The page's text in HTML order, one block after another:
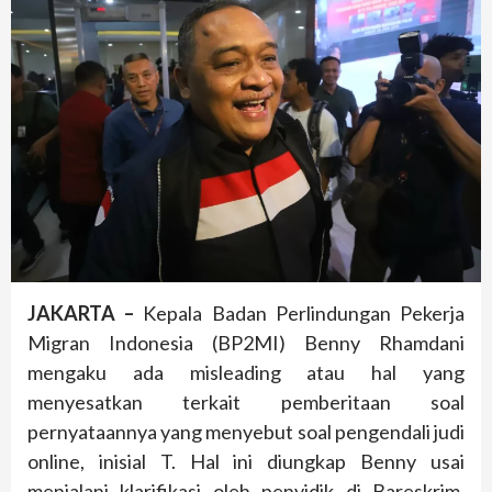
JAKARTA – Kepala Badan Perlindungan Pekerja
Migran Indonesia (BP2MI) Benny Rhamdani
mengaku ada misleading atau hal yang
menyesatkan terkait pemberitaan soal
pernyataannya yang menyebut soal pengendali judi
online, inisial T. Hal ini diungkap Benny usai